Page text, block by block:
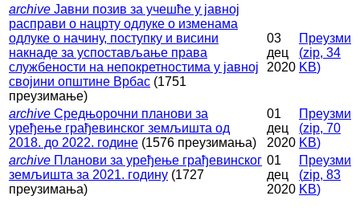
archive Јавни позив за учешће у јавној
расправи о нацрту одлуке о изменама
одлуке о начину, поступку и висини
накнаде за успостављање права
службености на непокретностима у јавној
својини општине Врбас (1751
преузимање)
03
дец
2020
Преузми
(zip, 34
KB)
archive Средњорочни планови за
уређење грађевинског земљишта од
2018. до 2022. године (1576 преузимања)
01
дец
2020
Преузми
(zip, 70
KB)
archive Планови за уређење грађевинског
земљишта за 2021. годину (1727
преузимања)
01
дец
2020
Преузми
(zip, 83
KB)